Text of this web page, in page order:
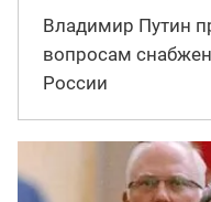
Владимир Путин
вопросам
России